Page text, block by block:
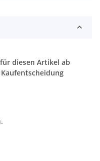
diesen Artikel ab